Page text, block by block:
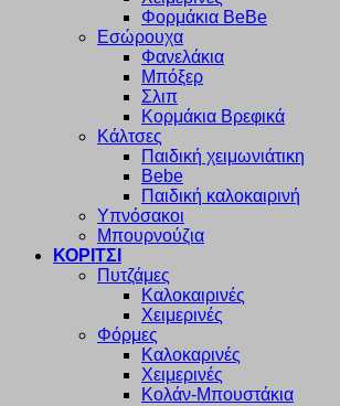
Φορμάκια BeBe
Εσώρουχα
Φανελάκια
Μπόξερ
Σλιπ
Κορμάκια Βρεφικά
Κάλτσες
Παιδική χειμωνιάτικη
Bebe
Παιδική καλοκαιρινή
Υπνόσακοι
Μπουρνούζια
ΚΟΡΙΤΣΙ
Πυτζάμες
Καλοκαιρινές
Χειμερινές
Φόρμες
Καλοκαρινές
Χειμερινές
Κολάν-Μπουστάκια